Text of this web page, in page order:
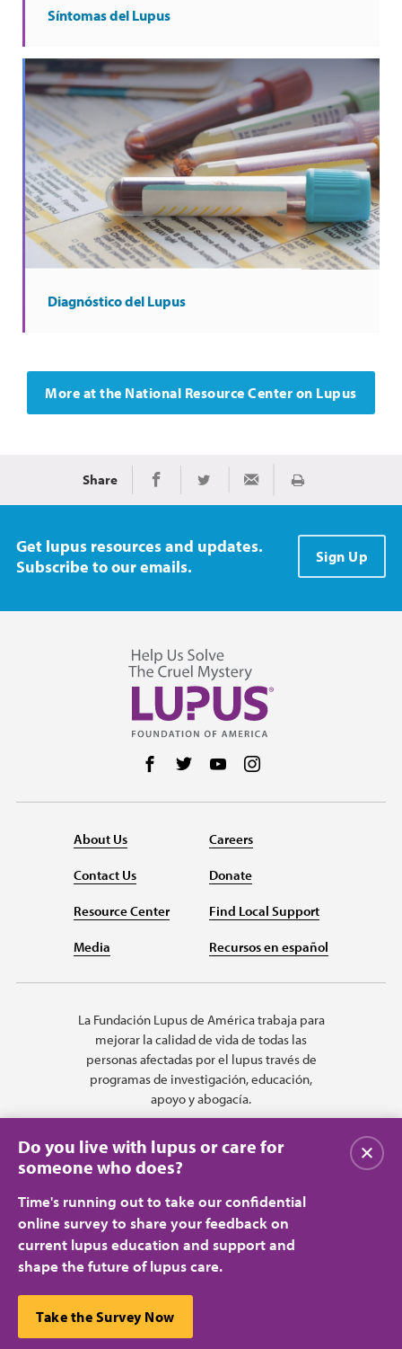
Síntomas del Lupus
Diagnóstico del Lupus
More at the National Resource Center on Lupus
Share Share on Facebook
Share on TwitterShare via EmailImprimir
Get lupus resources and updates.
Subscribe to our emails.
Sign Up
Follow us on Facebook
Follow us on Twitter
Follow us on YouTube
About Us
Contact Us
Resource Center
Media
Careers
Donate
Find Local Support
Recursos en español
La Fundación Lupus de América trabaja para
mejorar la calidad de vida de todas las
personas afectadas por el lupus través de
programas de investigación, educación,
apoyo y abogacía.
Privacy Policy
Terms of Use
© 2026 Lupus Foundation of America. All rights reserved.
A charitable organization with 501(c)(3) tax-exempt status. Federal ID
Do you live with lupus or care for
someone who does?
Time's running out to take our confidential
online survey to share your feedback on
current lupus education and support and
shape the future of lupus care.
Take the Survey Now
Cerrar
This website uses cookies to ensure you get the best
experience.Learn more